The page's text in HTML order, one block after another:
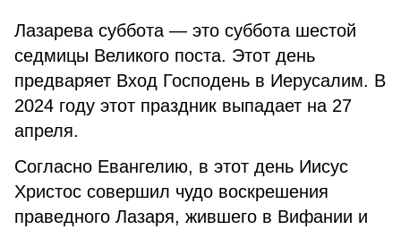
Лазарева суббота — это суббота шестой
седмицы Великого поста. Этот день
предваряет Вход Господень в Иерусалим. В
2024 году этот праздник выпадает на 27
апреля.
Согласно Евангелию, в этот день Иисус
Христос совершил чудо воскрешения
праведного Лазаря, жившего в Вифании и